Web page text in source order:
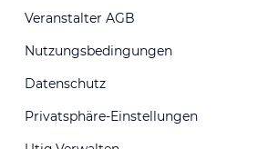
Veranstalter AGB
Nutzungsbedingungen
Datenschutz
Privatsphäre-Einstellungen